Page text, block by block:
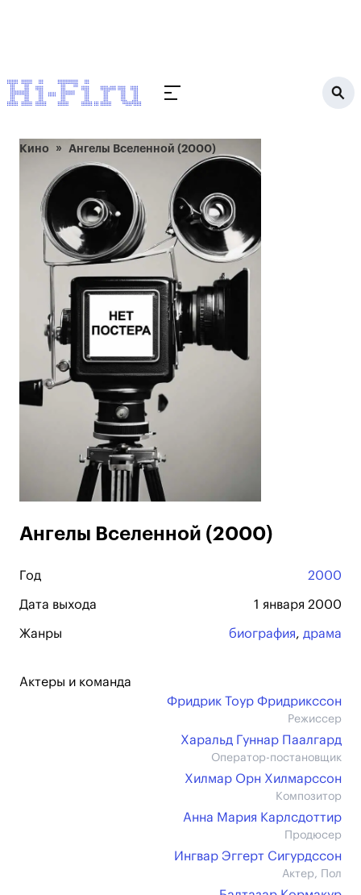
Кино Ангелы Вселенной (2000)
Ангелы Вселенной (2000)
Год 2000
Дата выхода 1 января 2000
Жанры биография, драма
Актеры и команда
Фридрик Тоур Фридрикссон
Режиссер
Харальд Гуннар Паалгард
Оператор-постановщик
Хилмар Орн Хилмарссон
Композитор
Анна Мария Карлсдоттир
Продюсер
Ингвар Эггерт Сигурдссон
Актер, Пол